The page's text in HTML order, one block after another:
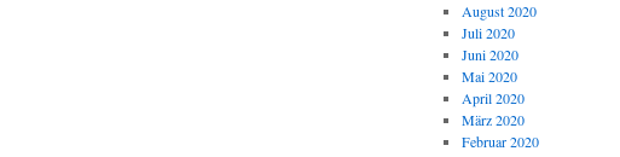
August 2020
Juli 2020
Juni 2020
Mai 2020
April 2020
März 2020
Februar 2020